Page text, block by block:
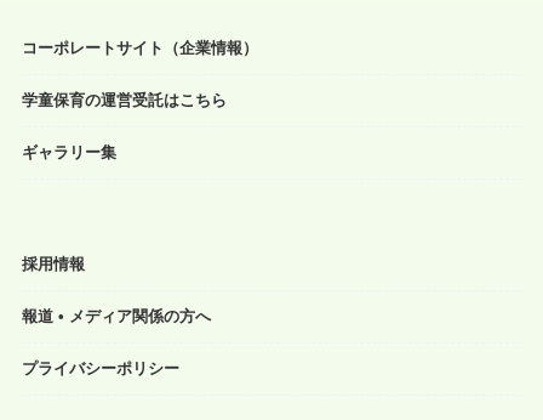
コーポレートサイト（企業情報）
学童保育の運営受託はこちら
ギャラリー集
採用情報
報道 • メディア関係の方へ
プライバシーポリシー